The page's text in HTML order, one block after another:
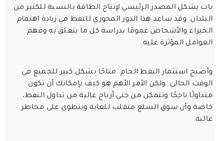
بات يشكل المصدر الرئيسي لإنتاج الطاقة بالنسبة للكثير من
البلدان. وقد ساعد هذا الدور المحوري للنفط في زيادة اهتمام
الخبراء والأشخاص عمومًا بدراسة كل ما يتعلق به وفهم
العوامل المؤثرة عليه.
وأصبح استثمار النفط الخام متاحًا بشكل كبير للجميع في
الوقت الحالي. ولكن الأمر الأهم هو كيف بإمكانك أن تكون
متداولًا ناجحًا وتتمكن من جني أرباح عالية من تداول النفط،
خاصة وأن سوق السلع متقلب للغاية وينطوي على مخاطر
عالية.